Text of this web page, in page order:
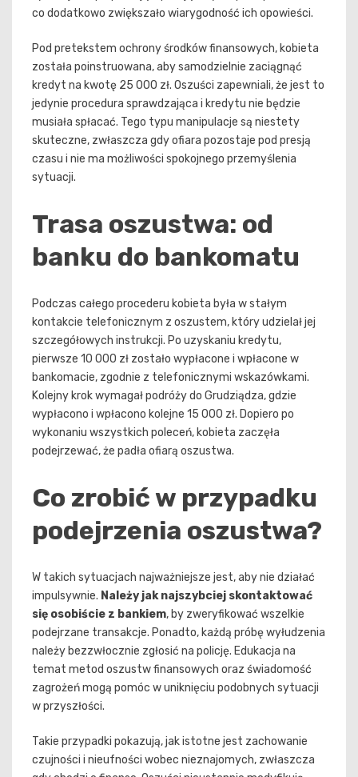
co dodatkowo zwiększało wiarygodność ich opowieści.
Pod pretekstem ochrony środków finansowych, kobieta
została poinstruowana, aby samodzielnie zaciągnąć
kredyt na kwotę 25 000 zł. Oszuści zapewniali, że jest to
jedynie procedura sprawdzająca i kredytu nie będzie
musiała spłacać. Tego typu manipulacje są niestety
skuteczne, zwłaszcza gdy ofiara pozostaje pod presją
czasu i nie ma możliwości spokojnego przemyślenia
sytuacji.
Trasa oszustwa: od
banku do bankomatu
Podczas całego procederu kobieta była w stałym
kontakcie telefonicznym z oszustem, który udzielał jej
szczegółowych instrukcji. Po uzyskaniu kredytu,
pierwsze 10 000 zł zostało wypłacone i wpłacone w
bankomacie, zgodnie z telefonicznymi wskazówkami.
Kolejny krok wymagał podróży do Grudziądza, gdzie
wypłacono i wpłacono kolejne 15 000 zł. Dopiero po
wykonaniu wszystkich poleceń, kobieta zaczęła
podejrzewać, że padła ofiarą oszustwa.
Co zrobić w przypadku
podejrzenia oszustwa?
W takich sytuacjach najważniejsze jest, aby nie działać
impulsywnie. Należy jak najszybciej skontaktować
się osobiście z bankiem, by zweryfikować wszelkie
podejrzane transakcje. Ponadto, każdą próbę wyłudzenia
należy bezzwłocznie zgłosić na policję. Edukacja na
temat metod oszustw finansowych oraz świadomość
zagrożeń mogą pomóc w uniknięciu podobnych sytuacji
w przyszłości.
Takie przypadki pokazują, jak istotne jest zachowanie
czujności i nieufności wobec nieznajomych, zwłaszcza